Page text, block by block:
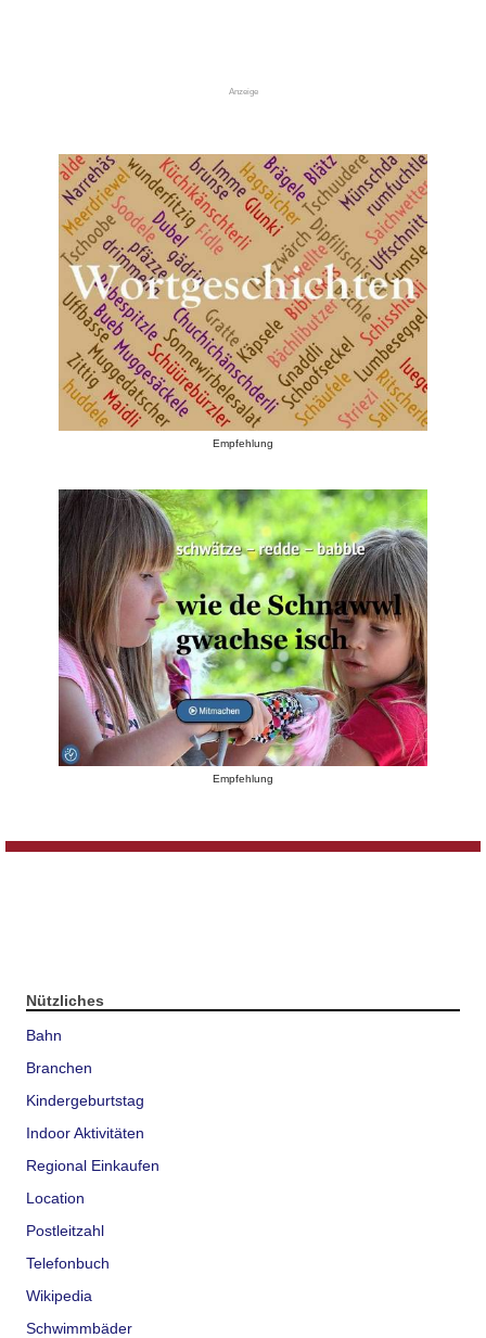
Anzeige
Empfehlung
Empfehlung
Nützliches
Bahn
Branchen
Kindergeburtstag
Indoor Aktivitäten
Regional Einkaufen
Location
Postleitzahl
Telefonbuch
Wikipedia
Schwimmbäder